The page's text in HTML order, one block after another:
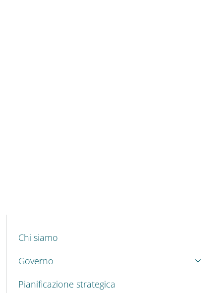
MENU CEV SECOND NAVIGATION
Chi siamo
Governo
Pianificazione strategica